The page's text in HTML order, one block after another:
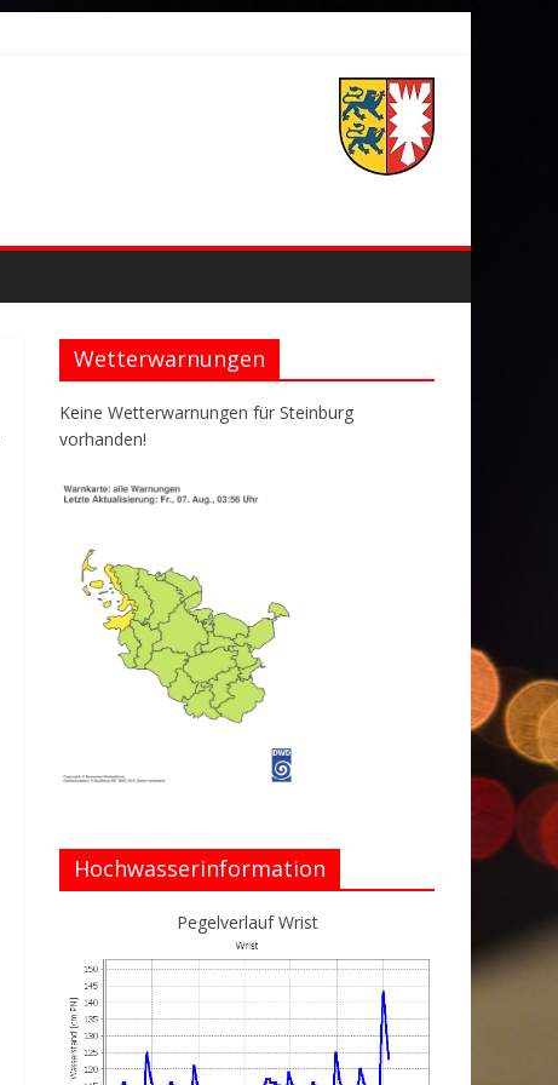
Wetterwarnungen
Keine Wetterwarnungen für Steinburg
vorhanden!
Hochwasserinformation
Pegelverlauf Wrist